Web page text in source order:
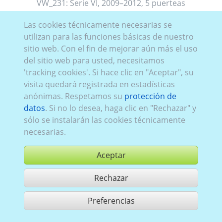
VW_231: Serie VI, 2009–2012, 5 puerteas
comprar
compartir 1 aciertos
Utilización de acuerdo con las condiciones generales de contrato,
Las cookies técnicamente necesarias se
utilizan para las funciones básicas de nuestro
sitio web. Con el fin de mejorar aún más el uso
del sitio web para usted, necesitamos
'tracking cookies'. Si hace clic en "Aceptar", su
visita quedará registrada en estadísticas
anónimas. Respetamos su protección de
datos. Si no lo desea, haga clic en "Rechazar" y
sólo se instalarán las cookies técnicamente
necesarias.
Aceptar
Rechazar
Preferencias